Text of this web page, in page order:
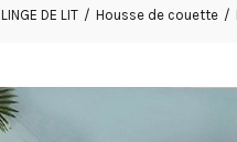
LINGE DE LIT Housse de couette